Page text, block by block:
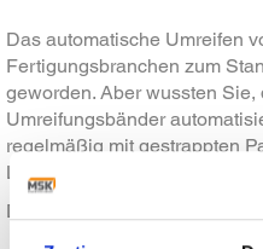
Das automatische Umreifen
Fertigungsbranchen zum
geworden. Aber wussten
Umreifungsbänder
regelmäßig mit gestrappten
Lösung Ihre Arbeitsabläufe
Der MSK Destraptech ist ein…